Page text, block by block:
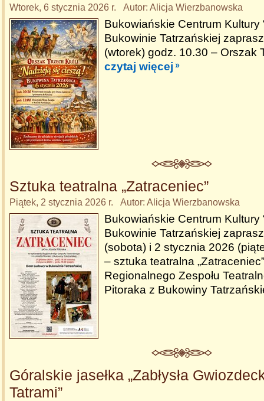
Wtorek, 6 stycznia 2026 r. Autor: Alicja Wierzbanowska
Bukowiańskie Centrum Kultury
Bukowinie Tatrzańskiej
(wtorek) godz. 10.30 – Orszak
czytaj więcej
Sztuka teatralna „Zatraceniec”
Piątek, 2 stycznia 2026 r. Autor: Alicja Wierzbanowska
Bukowiańskie Centrum Kultury
Bukowinie Tatrzańskiej
(sobota) i 2 stycznia 2026
– sztuka teatralna
Regionalnego Zespołu
Pitoraka z Bukowiny
Góralskie jasełka „Zabłysła
Tatrami”